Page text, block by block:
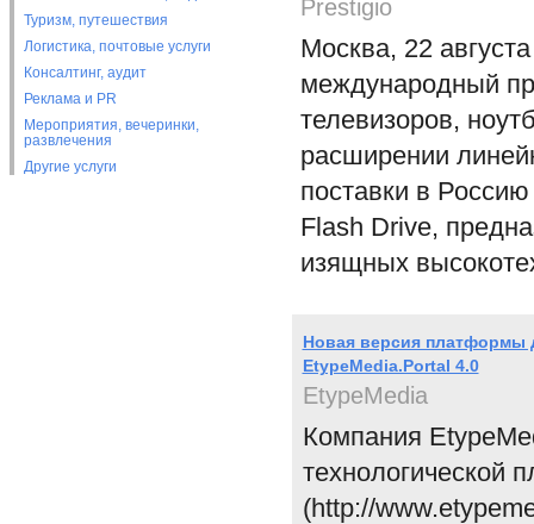
Туризм, путешествия
Логистика, почтовые услуги
Консалтинг, аудит
Реклама и PR
Мероприятия, вечеринки,
развлечения
Другие услуги
Prestigio
Москва, 22
международный
телевизоров,
расширении
поставки в Россию
Flash Drive,
изящных
Новая версия платформы
EtypeMedia.Portal 4.0
EtypeMedia
Компания
технологической
(http://